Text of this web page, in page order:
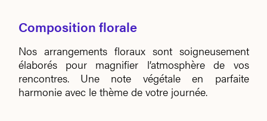
Composition florale
Nos arrangements floraux sont soigneusement
élaborés pour magnifier l’atmosphère de vos
rencontres.Une note végétale en parfaite
harmonie avec le thème de votre journée.